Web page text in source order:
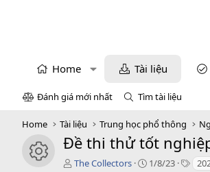
Home Tài liệu
Đánh giá mới nhất Tìm tài liệu
Home Tài liệu Trung học phổ thông
icon tài liệu
Đề thi thử tốt nghiệp
T
The Collectors
C1/8/23
T